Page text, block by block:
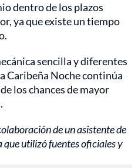
dentro de los plazos
ya que existe un tiempo
sencilla y diferentes
Caribeña Noche continúa
los chances de mayor
de un asistente de
utilizó fuentes oficiales y